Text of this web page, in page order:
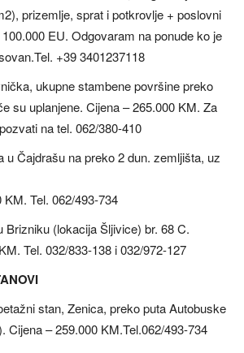
prizemlje, sprat i potkrovlje + poslovni
EU. Odgovaram na ponude ko je
+39 3401237118
ukupne stambene površine preko
su uplanjene. Cijena – 265.000 KM. Za
na tel. 062/380-410
u Čajdrašu na preko 2 dun. zemljišta, uz
KM. Tel. 062/493-734
Brizniku (lokacija Šljivice) br. 68 C.
Tel. 032/833-138 i 032/972-127
stan, Zenica, preko puta Autobuske
Cijena – 259.000 KM.Tel.062/493-734